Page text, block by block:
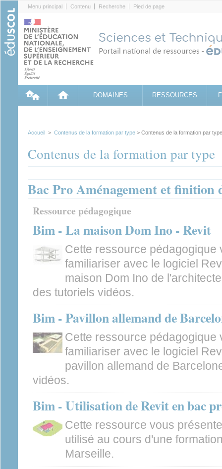
Menu principal Contenu Recherche Pied de page
DOMAINES RESSOURCES
Accueil > Contenus de la formation par type > Contenus de la formation par type
Contenus de la formation par type
Bac Pro Aménagement et finition
Ressource pédagogique
Bim - La maison Dom Ino - Revit
Cette ressource pédagogique
familiariser avec le logiciel
maison Dom Ino de
des tutoriels vidéos.
Bim - Pavillon allemand de
Cette ressource pédagogique
familiariser avec le logiciel
pavillon allemand de
vidéos.
Bim - Utilisation de Revit en bac
Cette ressource vous
utilisé au cours d'une
Marseille.